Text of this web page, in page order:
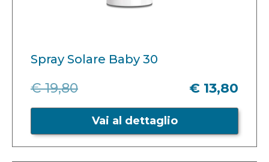
Spray Solare Baby 30
€ 19,80 € 13,80
Vai al dettaglio